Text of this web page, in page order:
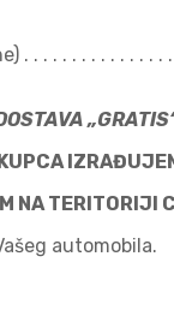
. . . . . . . . . . . . . .
NA
automobila.